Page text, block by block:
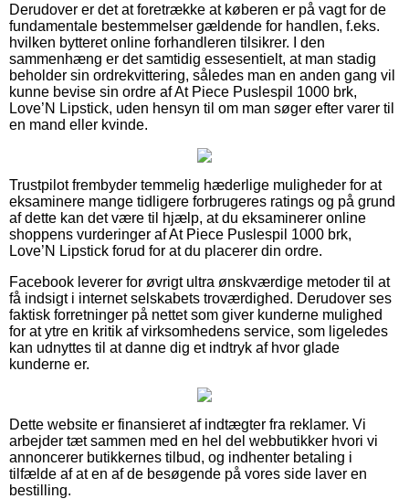
Derudover er det at foretrække at køberen er på vagt for de
fundamentale bestemmelser gældende for handlen, f.eks.
hvilken bytteret online forhandleren tilsikrer. I den
sammenhæng er det samtidig essesentielt, at man stadig
beholder sin ordrekvittering, således man en anden gang vil
kunne bevise sin ordre af At Piece Puslespil 1000 brk,
Love’N Lipstick, uden hensyn til om man søger efter varer til
en mand eller kvinde.
Trustpilot frembyder temmelig hæderlige muligheder for at
eksaminere mange tidligere forbrugeres ratings og på grund
af dette kan det være til hjælp, at du eksaminerer online
shoppens vurderinger af At Piece Puslespil 1000 brk,
Love’N Lipstick forud for at du placerer din ordre.
Facebook leverer for øvrigt ultra ønskværdige metoder til at
få indsigt i internet selskabets troværdighed. Derudover ses
faktisk forretninger på nettet som giver kunderne mulighed
for at ytre en kritik af virksomhedens service, som ligeledes
kan udnyttes til at danne dig et indtryk af hvor glade
kunderne er.
Dette website er finansieret af indtægter fra reklamer. Vi
arbejder tæt sammen med en hel del webbutikker hvori vi
annoncerer butikkernes tilbud, og indhenter betaling i
tilfælde af at en af de besøgende på vores side laver en
bestilling.